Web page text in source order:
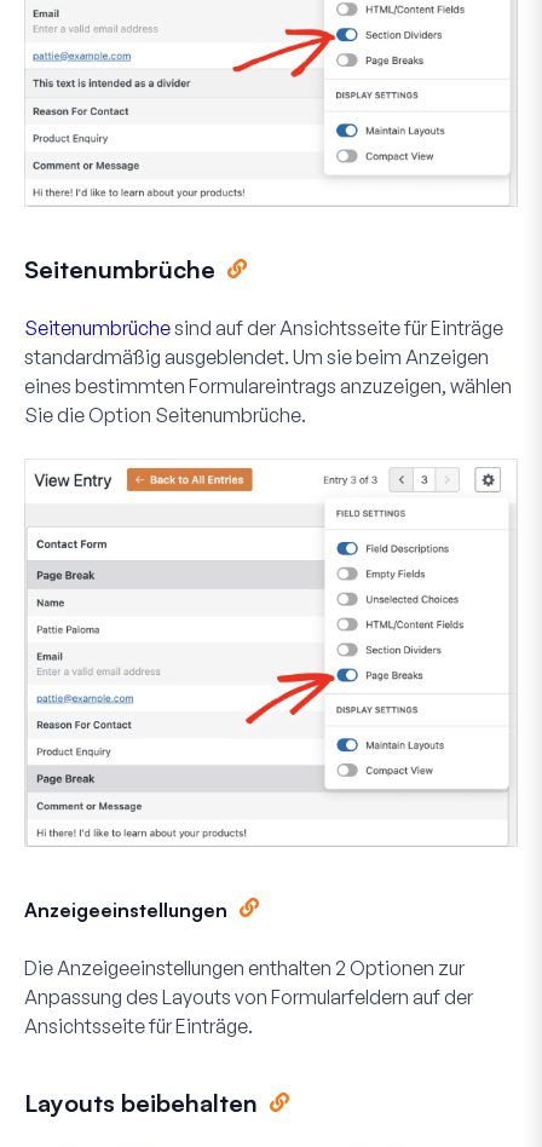
Seitenumbrüche
Seitenumbrüchesind auf der Ansichtsseite für Einträge
standardmäßig ausgeblendet. Um sie beim Anzeigen
eines bestimmten Formulareintrags anzuzeigen, wählen
Sie die Option Seitenumbrüche.
Anzeigeeinstellungen
Die Anzeigeeinstellungen enthalten 2 Optionen zur
Anpassung des Layouts von Formularfeldern auf der
Ansichtsseite für Einträge.
Layouts beibehalten